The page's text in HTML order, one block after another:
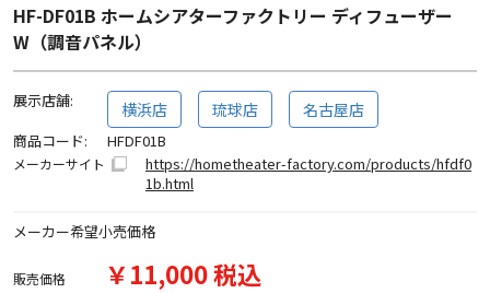
HF-DF01B ホームシアターファクトリー ディフューザー
W（調音パネル）
展示店舗: 横浜店 琉球店 名古屋店
商品コード: HFDF01B
メーカーサイト
https://hometheater-factory.com/products/hfdf0
1b.html
メーカー希望小売価格
販売価格 ￥11,000 税込